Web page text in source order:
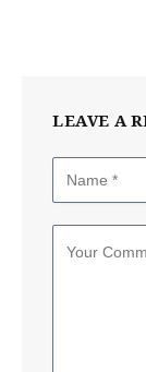
LEAVE A